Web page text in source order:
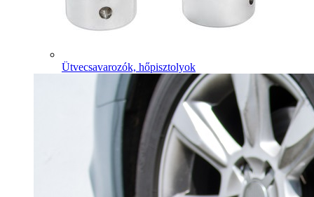
Ütvecsavarozók, hőpisztolyok